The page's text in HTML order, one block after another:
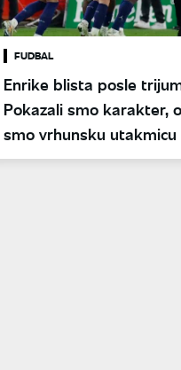
FUDBAL
Enrike blista posle
Pokazali smo karakter,
smo vrhunsku
Liverpula